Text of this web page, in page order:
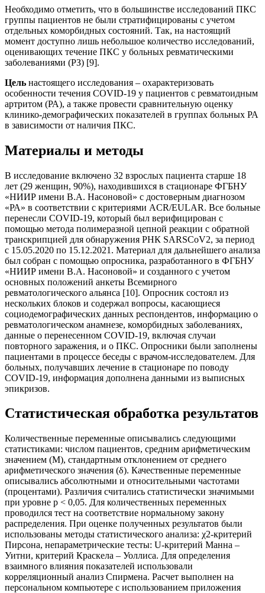
Необходимо отметить, что в большинстве исследований ПКС
группы пациентов не были стратифицированы с учетом
отдельных коморбидных состояний. Так, на настоящий
момент доступно лишь небольшое количество исследований,
оценивающих течение ПКС у больных ревматическими
заболеваниями (РЗ) [9].
Цель настоящего исследования – охарактеризовать
особенности течения COVID-19 у пациентов с ревматоидным
артритом (РА), а также провести сравнительную оценку
клинико-демографических показателей в группах больных РА
в зависимости от наличия ПКС.
Материалы и методы
В исследование включено 32 взрослых пациента старше 18
лет (29 женщин, 90%), находившихся в стационаре ФГБНУ
«НИИР имени В.А. Насоновой» с достоверным диагнозом
«РА» в соответствии с критериями ACR/EULAR. Все больные
перенесли COVID-19, который был верифицирован с
помощью метода полимеразной цепной реакции с обратной
транскрипцией для обнаружения РНК SARSCoV2, за период
с 15.05.2020 по 15.12.2021. Материал для дальнейшего анализа
был собран с помощью опросника, разработанного в ФГБНУ
«НИИР имени В.А. Насоновой» и созданного с учетом
основных положений анкеты Всемирного
ревматологического альянса [10]. Опросник состоял из
нескольких блоков и содержал вопросы, касающиеся
социодемографических данных респондентов, информацию о
ревматологическом анамнезе, коморбидных заболеваниях,
данные о перенесенном COVID-19, включая случаи
повторного заражения, и о ПКС. Опросники были заполнены
пациентами в процессе беседы с врачом-исследователем. Для
больных, получавших лечение в стационаре по поводу
COVID-19, информация дополнена данными из выписных
эпикризов.
Статистическая обработка результатов
Количественные переменные описывались следующими
статистиками: числом пациентов, средним арифметическим
значением (М), стандартным отклонением от среднего
арифметического значения (δ). Качественные переменные
описывались абсолютными и относительными частотами
(процентами). Различия считались статистически значимыми
при уровне p < 0,05. Для количественных переменных
проводился тест на соответствие нормальному закону
распределения. При оценке полученных результатов были
использованы методы статистического анализа: χ2-критерий
Пирсона, непараметрические тесты: U-критерий Манна –
Уитни, критерий Краскела – Уоллиса. Для определения
взаимного влияния показателей использовали
корреляционный анализ Спирмена. Расчет выполнен на
персональном компьютере с использованием приложения